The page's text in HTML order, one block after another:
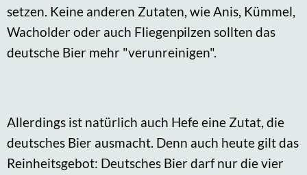
setzen. Keine anderen Zutaten, wie Anis, Kümmel,
Wacholder oder auch Fliegenpilzen sollten das
deutsche Bier mehr "verunreinigen".
Allerdings ist natürlich auch Hefe eine Zutat, die
deutsches Bier ausmacht. Denn auch heute gilt das
Reinheitsgebot: Deutsches Bier darf nur die vier